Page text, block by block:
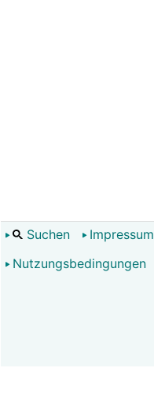
Suchen Impressum
Nutzungsbedingungen